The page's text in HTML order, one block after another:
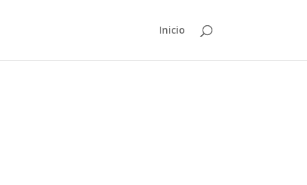
Inicio